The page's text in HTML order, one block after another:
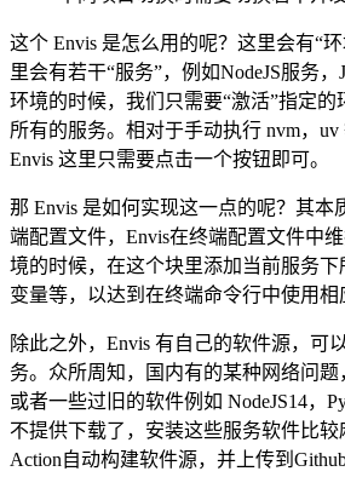
这个 Envis 是怎么用的呢？这里会有“
里会有若干“服务”，例如NodeJS服务
环境的时候，我们只需要“激活”指定
所有的服务。相对于手动执行 nvm，
Envis 这里只需要点击一个按钮即可。
那 Envis 是如何实现这一点的呢？其本
端配置文件，Envis在终端配置文件中
境的时候，在这个块里添加当前服务
变量等，以达到在终端命令行中使用相
除此之外，Envis 有自己的软件源，可
务。众所周知，国内有的某种网络问题
或者一些过旧的软件例如 NodeJS14，
不提供下载了，安装这些服务软件比较
Action自动构建软件源，并上传到